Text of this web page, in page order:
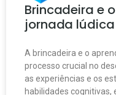
Brincadeira e
jornada
A brincadeira e o
processo crucial no
as experiências e os
habilidades cognitivas,